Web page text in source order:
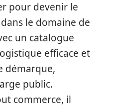
pour devenir le
le domaine de
un catalogue
efficace et
démarque,
public.
commerce, il